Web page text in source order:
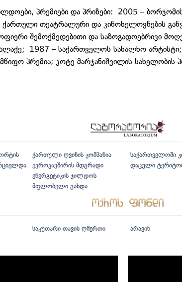
პრემიები და პრიზები: 2005 –
თეატრალური და კინოხელოვნების
შემოქმედებითი და საზოგადოებრივი
1987 – საქართველოს სახალხო
პრემია; კოტე მარჯანიშვილის სახელობის
ქართული ღვინის კომპანია
ევროკავშირის მდგრადი
ენერგეტიკის ჯილდოს
მფლობელი გახდა
საქართველოში
დაცული
საკუთარი თავის ღმერთი არავინ